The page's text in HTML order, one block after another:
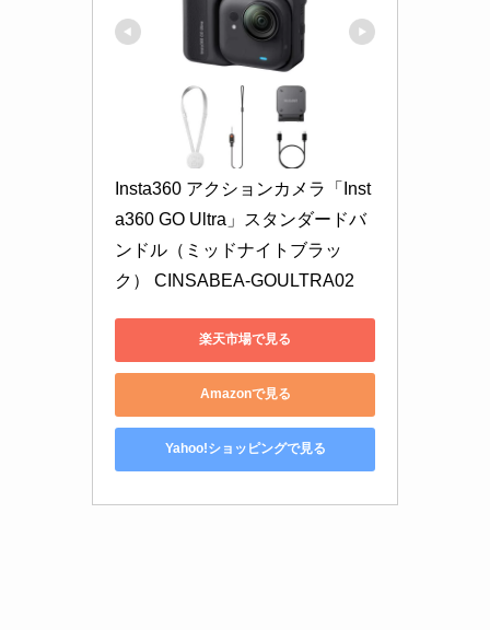
Insta360 アクションカメラ「Inst
a360 GO Ultra」スタンダードバ
ンドル（ミッドナイトブラッ
ク） CINSABEA-GOULTRA02
楽天市場で見る
Amazonで見る
Yahoo!ショッピングで見る